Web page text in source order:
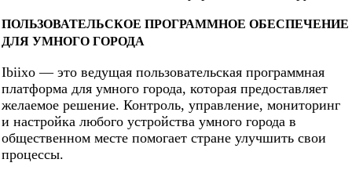
ПОЛЬЗОВАТЕЛЬСКОЕ ПРОГРАММНОЕ ОБЕСПЕЧЕНИЕ
ДЛЯ УМНОГО ГОРОДА
Ibiixo — это ведущая пользовательская программная
платформа для умного города, которая предоставляет
желаемое решение. Контроль, управление, мониторинг
и настройка любого устройства умного города в
общественном месте помогает стране улучшить свои
процессы.